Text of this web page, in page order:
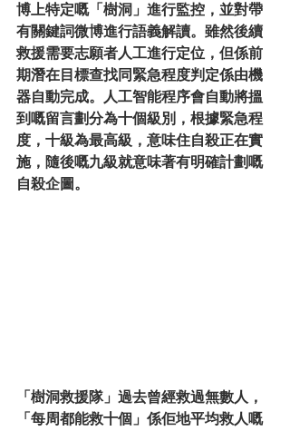
博上特定嘅「樹洞」進行監控，並對帶
有關鍵詞微博進行語義解讀。雖然後續
救援需要志願者人工進行定位，但係前
期潛在目標查找同緊急程度判定係由機
器自動完成。人工智能程序會自動將搵
到嘅留言劃分為十個級別，根據緊急程
度，十級為最高級，意味住自殺正在實
施，隨後嘅九級就意味著有明確計劃嘅
自殺企圖。
「樹洞救援隊」過去曾經救過無數人，
「每周都能救十個」係佢地平均救人嘅